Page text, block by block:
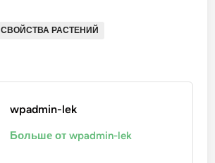
СВОЙСТВА РАСТЕНИЙ
wpadmin-lek
Больше от wpadmin-lek